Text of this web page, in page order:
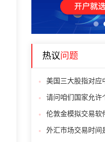
1
热议问题
美国三大股指对应
请问咱们国家允许
伦敦金模拟交易软
外汇市场交易时间